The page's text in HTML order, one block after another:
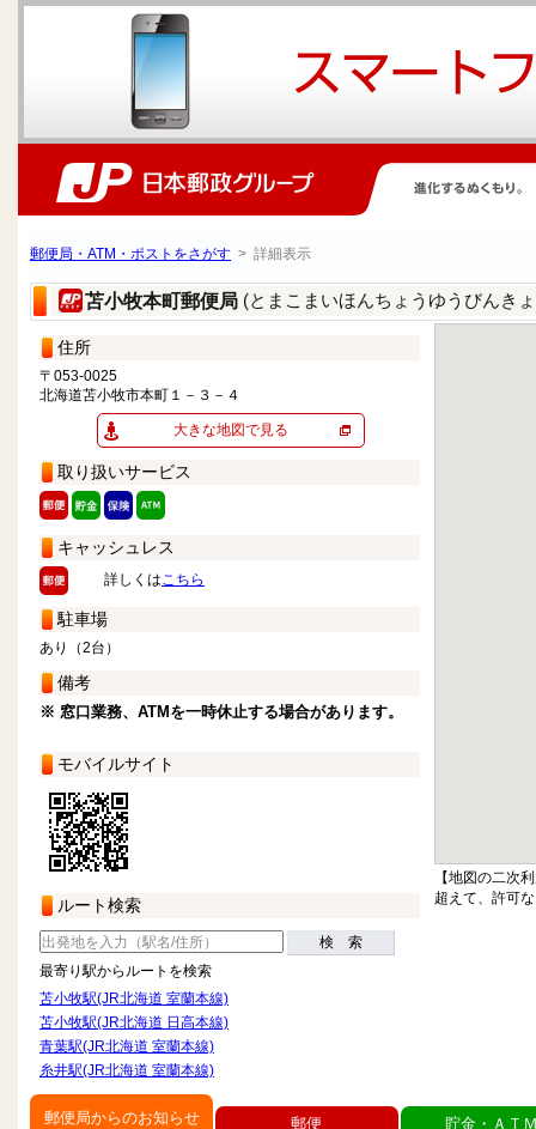
郵便局・ATM・ポストをさがす > 詳細表示
苫小牧本町郵便局 (とまこまいほんちょうゆうびんき
住所
〒053-0025
北海道苫小牧市本町１－３－４
大きな地図で見る
取り扱いサービス
キャッシュレス
詳しくはこちら
駐車場
あり（2台）
備考
※ 窓口業務、ATMを一時休止する場合があります。
モバイルサイト
ルート検索
検 索
最寄り駅からルートを検索
苫小牧駅(JR北海道 室蘭本線)
苫小牧駅(JR北海道 日高本線)
青葉駅(JR北海道 室蘭本線)
糸井駅(JR北海道 室蘭本線)
【地図の二次
超えて、許可
郵便局からのお知らせ 郵便 貯金・ＡＴ